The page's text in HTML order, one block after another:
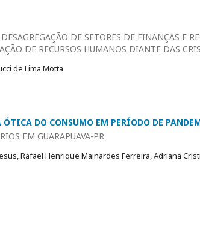
DE SETORES DE FINANÇAS E
DE RECURSOS HUMANOS DIANTE DAS
de Lima Motta
ÓTICA DO CONSUMO EM PERÍODO DE
EM GUARAPUAVA-PR
Rafael Henrique Mainardes Ferreira, Adriana